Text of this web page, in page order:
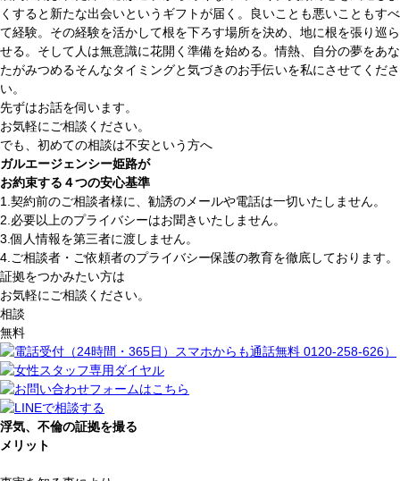
くすると新たな出会いというギフトが届く。良いことも悪いこともすべ
て経験。その経験を活かして根を下ろす場所を決め、地に根を張り巡ら
せる。そして人は無意識に花開く準備を始める。情熱、自分の夢をあな
たがみつめるそんなタイミングと気づきのお手伝いを私にさせてくださ
い。
先ずはお話を伺います。
お気軽にご相談ください。
でも、初めての相談は不安という方へ
ガルエージェンシー姫路が
お約束する ４つの安心基準
1.契約前のご相談者様に、勧誘のメールや電話は一切いたしません。
2.必要以上のプライバシーはお聞きいたしません。
3.個人情報を第三者に渡しません。
4.ご相談者・ご依頼者のプライバシー保護の教育を徹底しております。
証拠をつかみたい方は
お気軽にご相談ください。
相談
無料
浮気、不倫の証拠を撮る
メリット